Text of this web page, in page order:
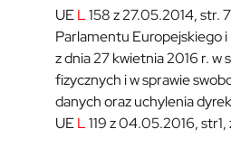
UEL158 z 27.05.2014, str.
Parlamentu Europejskiego
z dnia 27 kwietnia 2016 r. w
fizycznych i w sprawie
danych oraz uchylenia
UEL119 z 04.05.2016, str1,